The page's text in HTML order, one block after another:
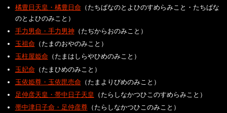
橘豊日天皇・橘豊日命 （たちばなのとよひのすめらみこと・たちばな
のとよひのみこと）
手力男命・手力男神（たぢからおのみこと）
玉祖命 （たまのおやのみこと）
玉柱屋姫命 （たまはしらやひめのみこと）
玉妃命 （たまひめのみこと）
玉依姫尊・玉依毘売命 （たまよりびめのみこと）
足仲彦天皇・帯中日子天皇 （たらしなかつひこのすめらみこと）
帯中津日子命・足仲彦尊（たらしなかつひこのみこと）